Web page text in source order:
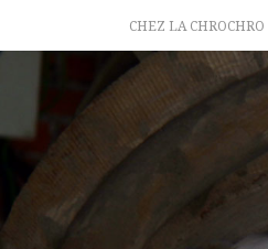
content
CHEZ LA CHROCHRO